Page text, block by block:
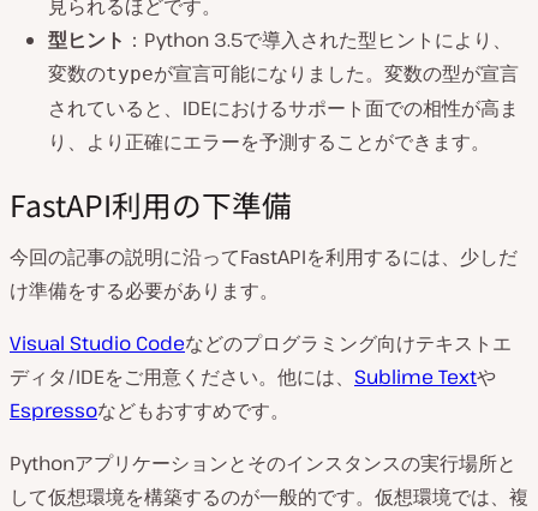
見られるほどです。
型ヒント ：Python 3.5で導入された型ヒントにより、
変数のtypeが宣言可能になりました。変数の型が宣言
されていると、IDEにおけるサポート面での相性が高ま
り、より正確にエラーを予測することができます。
FastAPI利用の下準備
今回の記事の説明に沿ってFastAPIを利用するには、少しだ
け準備をする必要があります。
Visual Studio Codeなどのプログラミング向けテキストエ
ディタ/IDEをご用意ください。他には、 Sublime Textや
Espressoなどもおすすめです。
Pythonアプリケーションとそのインスタンスの実行場所と
して仮想環境を構築するのが一般的です。仮想環境では、複